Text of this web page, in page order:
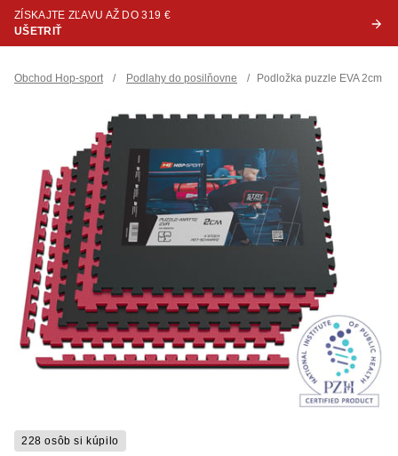
ZÍSKAJTE ZĽAVU AŽ DO 319 €
UŠETRIŤ
Obchod Hop-sport / Podlahy do posilňovne / Podložka puzzle EVA 2cm -
228 osôb si kúpilo